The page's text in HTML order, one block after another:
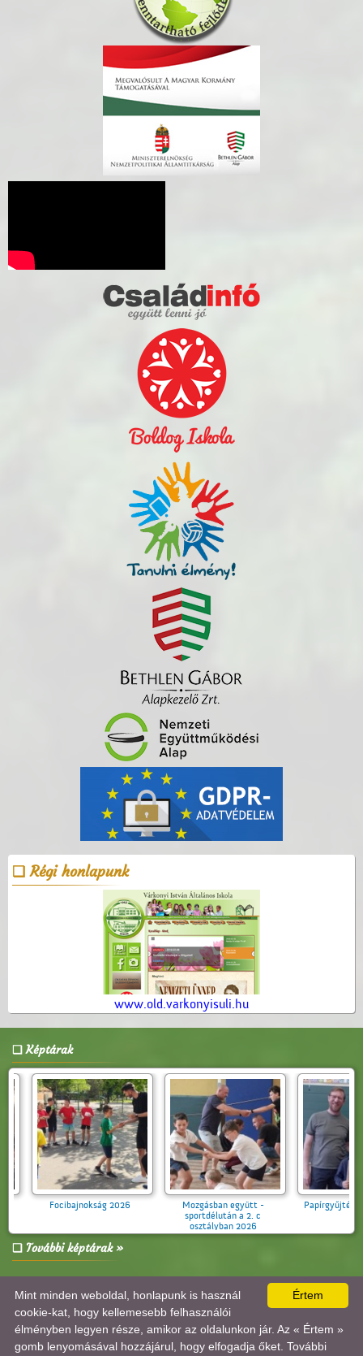
Régi honlapunk
www.old.varkonyisuli.hu
Képtárak
Mozgásban együtt -
Papírgyűjtés 2026 tavasz
További képtárak »
A lap0.009másodperc alatt készült el. |Copyright 2026 © Várkonyi István Általános Iskola
IMPRESSZUM
A látogatók száma 2017.10.26-tól:3891531| Ebben a hónapban:
jelenleg:1| Statisztika
Értem
Mint minden weboldal, honlapunk is használ
cookie-kat, hogy kellemesebb felhasználói
élményben legyen része, amikor az oldalunkon jár. Az « Értem »
gomb lenyomásával hozzájárul, hogy elfogadja őket. További